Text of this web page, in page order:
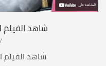
شاهد الفيلم
/
شاهد الفيلم